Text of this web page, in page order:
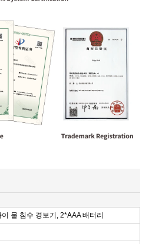
물 침수 경보기, 2*AAA 배터리